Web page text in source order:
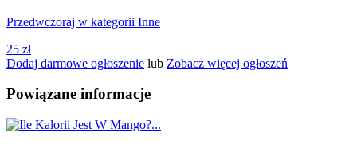
Przedwczoraj w kategorii Inne
25 zł
Dodaj darmowe ogłoszenie lub Zobacz więcej ogłoszeń
Powiązane informacje